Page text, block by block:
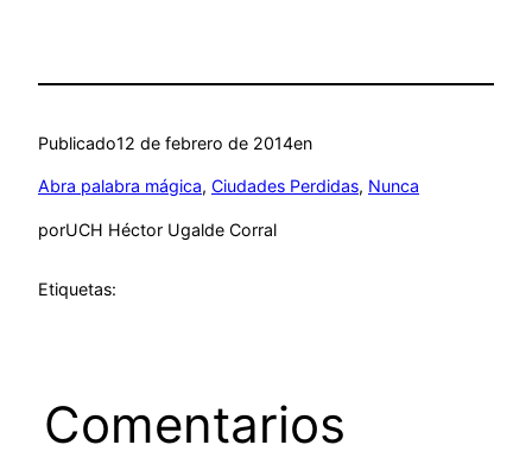
Publicado12 de febrero de 2014en
Abra palabra mágica, Ciudades Perdidas, Nunca
porUCH Héctor Ugalde Corral
Etiquetas:
Comentarios